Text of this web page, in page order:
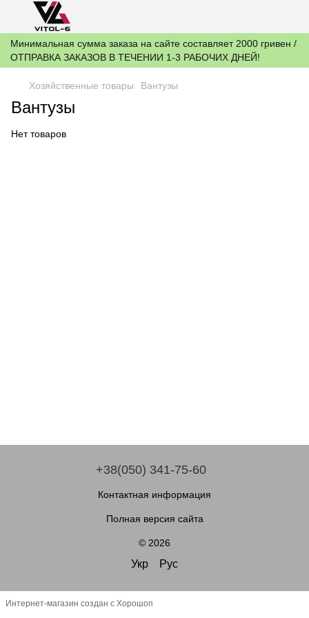
Минимальная сумма заказа на сайте составляет 2000 гривен /
ОТПРАВКА ЗАКАЗОВ В ТЕЧЕНИИ 1-3 РАБОЧИХ ДНЕЙ!
Хозяйственные товары Вантузы
Вантузы
Нет товаров
+38(050) 341-75-60
Контактная информация
Полная версия сайта
© 2026
Укр Рус
Интернет-магазин создан с Хорошоп